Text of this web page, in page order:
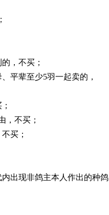
，不买；
平辈至少5羽一起卖的，
不买；
买；
出现非鸽主本人作出的种鸽